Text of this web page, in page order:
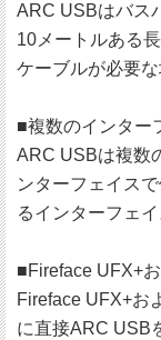
ARC USBはバス
10メートルある
ケーブルが必要
■複数のインター
ARC USBは複数
ンターフェイス
るインターフェ
■Fireface UFX+
Fireface UFX+お
に直接ARC USB